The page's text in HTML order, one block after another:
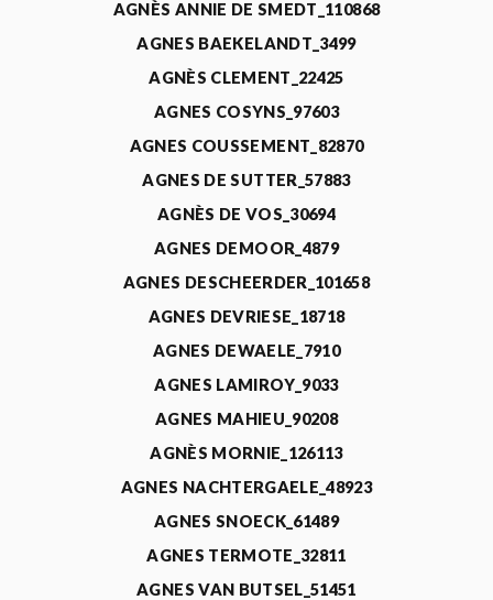
AGNÈS ANNIE DE SMEDT_110868
AGNES BAEKELANDT_3499
AGNÈS CLEMENT_22425
AGNES COSYNS_97603
AGNES COUSSEMENT_82870
AGNES DE SUTTER_57883
AGNÈS DE VOS_30694
AGNES DEMOOR_4879
AGNES DESCHEERDER_101658
AGNES DEVRIESE_18718
AGNES DEWAELE_7910
AGNES LAMIROY_9033
AGNES MAHIEU_90208
AGNÈS MORNIE_126113
AGNES NACHTERGAELE_48923
AGNES SNOECK_61489
AGNES TERMOTE_32811
AGNES VAN BUTSEL_51451